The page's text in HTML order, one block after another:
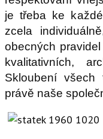
je třeba ke
zcela
obecných
kvalitativních,
Skloubení všech
právě naše